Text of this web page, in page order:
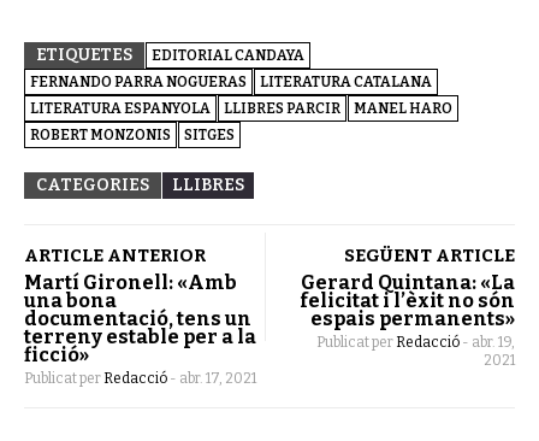
ETIQUETES
EDITORIAL CANDAYA
FERNANDO PARRA NOGUERAS
LITERATURA CATALANA
LITERATURA ESPANYOLA
LLIBRES PARCIR
MANEL HARO
ROBERT MONZONIS
SITGES
CATEGORIES LLIBRES
ARTICLE ANTERIOR
Martí Gironell: «Amb
una bona
documentació, tens un
terreny estable per a la
ficció»
Publicat per Redacció - abr. 17, 2021
SEGÜENT ARTICLE
Gerard Quintana: «La
felicitat i l’èxit no són
espais permanents»
Publicat per Redacció - abr. 19,
2021